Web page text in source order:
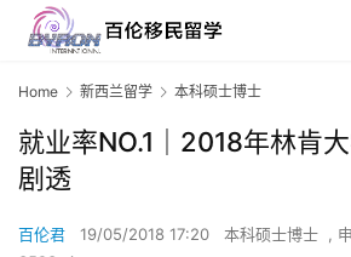
Home 新西兰留学 本科硕士博士
就业率NO.1｜2018年林肯
剧透
百伦君 19/05/2018 17:20 本科硕士博士 ,